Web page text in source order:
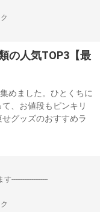
の人気TOP3【最
めました。ひとくちに
、お値段もピンキリ
グッズのおすすめラ
--------------------